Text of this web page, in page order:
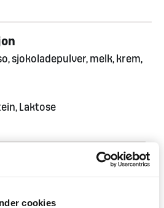
cookies
sjokoladepulver, melk, krem,
, Laktose